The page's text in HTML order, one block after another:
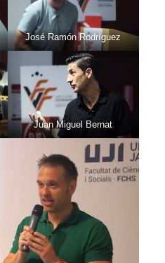
José Ramón Rodríguez
Juan Miguel Bernat